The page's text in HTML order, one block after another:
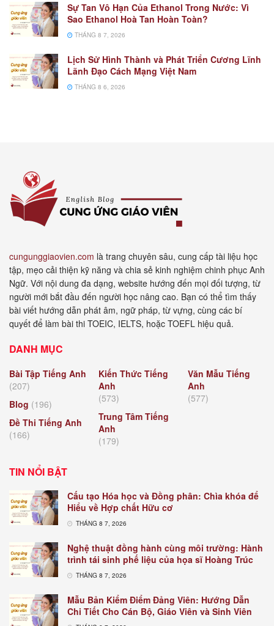
Sự Tan Vô Hạn Của Ethanol Trong Nước: Vì
Sao Ethanol Hoà Tan Hoàn Toàn?
THÁNG 8 7, 2026
Lịch Sử Hình Thành và Phát Triển Cương Lĩnh
Lãnh Đạo Cách Mạng Việt Nam
THÁNG 8 6, 2026
cungunggiaovien.com là trang chuyên sâu, cung cấp tài liệu học
tập, mẹo cải thiện kỹ năng và chia sẻ kinh nghiệm chinh phục Anh
Ngữ. Với nội dung đa dạng, website hướng đến mọi đối tượng, từ
người mới bắt đầu đến người học nâng cao. Bạn có thể tìm thấy
bài viết hướng dẫn phát âm, ngữ pháp, từ vựng, cùng các bí
quyết để làm bài thi TOEIC, IELTS, hoặc TOEFL hiệu quả.
DANH MỤC
Bài Tập Tiếng Anh
(207)
Blog (196)
Đề Thi Tiếng Anh
(166)
Kiến Thức Tiếng
Anh
(573)
Trung Tâm Tiếng
Anh
(179)
Văn Mẫu Tiếng
Anh
(577)
TIN NỔI BẬT
Cấu tạo Hóa học và Đồng phân: Chìa khóa để
Hiểu về Hợp chất Hữu cơ
THÁNG 8 7, 2026
Nghệ thuật đồng hành cùng môi trường: Hành
trình tái sinh phế liệu của họa sĩ Hoàng Trúc
THÁNG 8 7, 2026
Mẫu Bản Kiểm Điểm Đảng Viên: Hướng Dẫn
Chi Tiết Cho Cán Bộ, Giáo Viên và Sinh Viên